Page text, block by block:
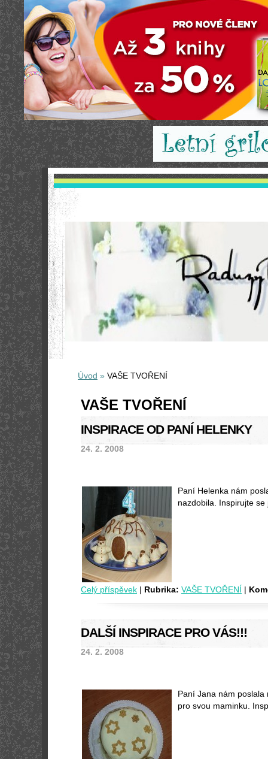
Úvod » VAŠE TVOŘENÍ
VAŠE TVOŘENÍ
INSPIRACE OD PANÍ HELENKY
24. 2. 2008
Paní Helenka nám
nazdobila. Inspirujte
Celý příspěvek | Rubrika: VAŠE TVOŘENÍ |
DALŠÍ INSPIRACE PRO VÁS!!!
24. 2. 2008
Paní Jana nám
pro svou maminku.